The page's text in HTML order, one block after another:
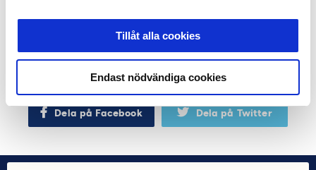
Tillåt alla cookies
Endast nödvändiga cookies
Robert Johansson / FOTO: BK Häcken/Bildbyrån/SEF
Dela på Facebook Dela på Twitter